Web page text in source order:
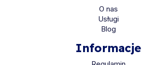
O nas
Usługi
Blog
Informacje